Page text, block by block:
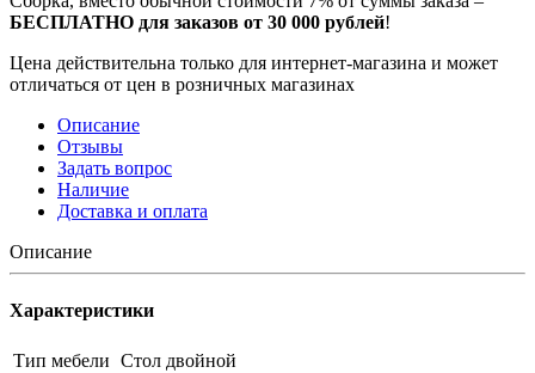
БЕСПЛАТНО для заказов от 30 000 рублей!
Цена действительна только для интернет-магазина и может
отличаться от цен в розничных магазинах
Описание
Отзывы
Задать вопрос
Наличие
Доставка и оплата
Описание
Характеристики
Тип мебели Стол двойной